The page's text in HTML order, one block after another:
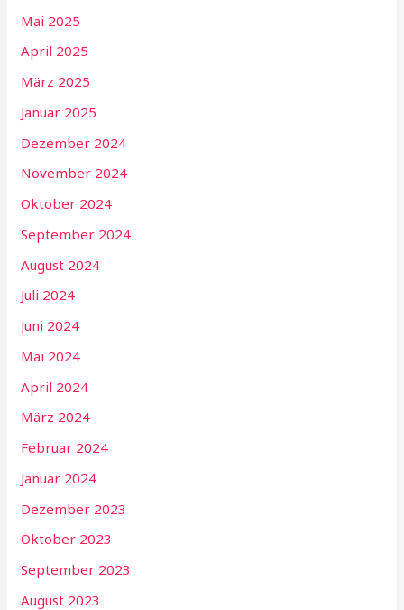
Mai 2025
April 2025
März 2025
Januar 2025
Dezember 2024
November 2024
Oktober 2024
September 2024
August 2024
Juli 2024
Juni 2024
Mai 2024
April 2024
März 2024
Februar 2024
Januar 2024
Dezember 2023
Oktober 2023
September 2023
August 2023